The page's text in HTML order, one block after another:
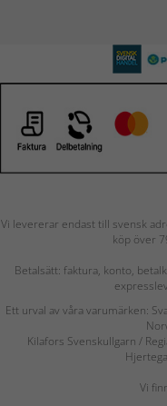
Vi levererar endast till svensk
köp över
Betalsätt: faktura, konto,
Ett urval av våra varumärken:
Kilafors Svenskullgarn /
Vi